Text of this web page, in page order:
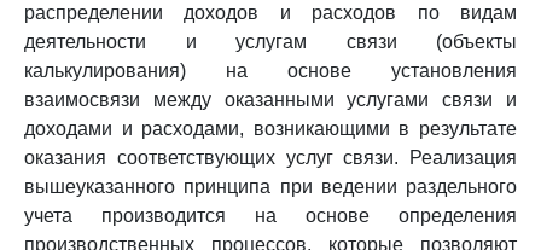
распределении доходов и расходов по видам
деятельности и услугам связи (объекты
калькулирования) на основе установления
взаимосвязи между оказанными услугами связи и
доходами и расходами, возникающими в результате
оказания соответствующих услуг связи. Реализация
вышеуказанного принципа при ведении раздельного
учета производится на основе определения
производственных процессов, которые позволяют